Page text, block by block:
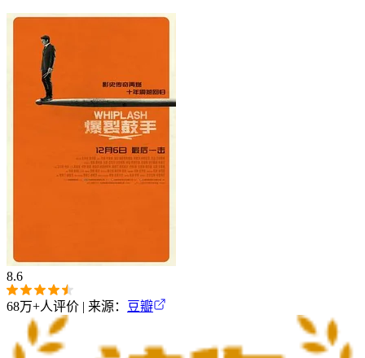
8.6
68万+人评价 | 来源： 豆瓣